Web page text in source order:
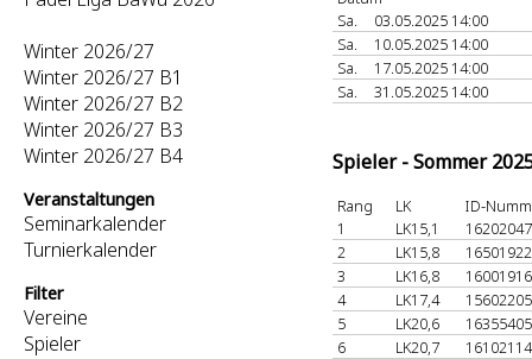
Winter 2026/27
Winter 2026/27 B1
Winter 2026/27 B2
Winter 2026/27 B3
Winter 2026/27 B4
Veranstaltungen
Seminarkalender
Turnierkalender
Filter
Vereine
Spieler
Sa.
03.05.2025 14:00
Sa.
10.05.2025 14:00
Sa.
17.05.2025 14:00
Sa.
31.05.2025 14:00
Spieler - Sommer
Rang LK
ID-
1
LK15,1
2
LK15,8
3
LK16,8
4
LK17,4
5
LK20,6
6
LK20,7